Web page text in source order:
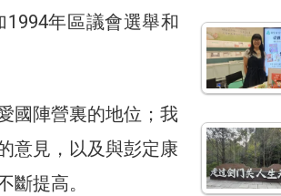
年區議會選舉和
國陣營裏的地位；我
意見，以及與彭定康
斷提高。